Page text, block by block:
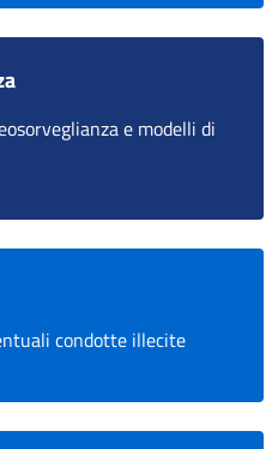
e modelli di
condotte illecite